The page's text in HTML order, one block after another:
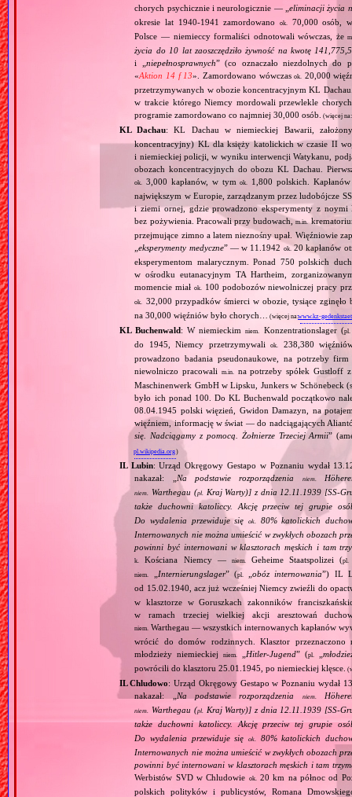
chorych psychicznie i neurologicznie — „eliminacji życia
okresie lat 1940‐1941 zamordowanook.
70,000 osób,
Polsce — niemieccy formaliści odnotowali wówczas, że
życia do 10 lat zaoszczędziło żywność na kwotę
i „ niepełnosprawnych” (co oznaczało niezdolnych do
«Aktion 14 f 13». Zamordowano wówczasok.
20,000
przetrzymywanych w obozie koncentracyjnym KL
w trakcie którego Niemcy mordowali przewlekle
programie zamordowano co najmniej 30,000 osób.
(więcej
KL Dachau: KL Dachau w niemieckiej Bawarii,
koncentracyjny) KL dla księży katolickich w czasie II
i niemieckiej policji, w wyniku interwencji Watykanu,
obozach koncentracyjnych do obozu KL Dachau.
ok. 3,000 kapłanów, w tymok.
1,800 polskich.
największym w Europie, zarządzanym przez ludobójcze
i ziemi ornej, gdzie prowadzono eksperymenty z
bez pożywienia. Pracowali przy budowach,m.in.
przejmujące zimno a latem nieznośny upał. Więźniowie
„eksperymenty medyczne” — w 11.1942 ok.20 kapłanów
eksperymentom malarycznym. Ponad 750 polskich
w ośrodku eutanacyjnym TA Hartheim,
momencie miałok. 100 podobozów niewolniczej pracy
ok.
32,000 przypadków śmierci w obozie, tysiące
na 30,000 więźniów było chorych…
(więcej na:www.kz-
KL Buchenwald: W niemieckimniem. Konzentrationslager (pl.
do 1945, Niemcy przetrzymywaliok.
238,380
prowadzono badania pseudonaukowe, na potrzeby
niewolniczo pracowali
m.in.
na potrzeby spółek Gustloff
Maschinenwerk GmbH w Lipsku, Junkers w Schönebeck
było ich ponad 100. Do KL Buchenwald początkowo
08.04.1945 polski więzień, Gwidon Damazyn, na
więźniem, informację w świat — do nadciągających
się. Nadciągamy z pomocą. Żołnierze Trzeciej Armii”
pl.wikipedia.org)
IL Lubin: Urząd Okręgowy Gestapo w Poznaniu wydał
nakazał: „
Na podstawie rozporządzenia niem.
niem. Warthegau (pl.
Kraj Warty)] z dnia 12.11.1939
także duchowni katoliccy. Akcję przeciw tej grupie
Do wydalenia przewiduje się
ok.
80% katolickich
Internowanych nie można umieścić w zwykłych obozach
powinni być internowani w klasztorach męskich i tam
k. Kościana Niemcy — niem. Geheime Staatspolizei (pl.
niem. Internierungslager” (pl. „obóz internowania”) IL
od 15.02.1940, acz już wcześniej Niemcy zwieźli do
w klasztorze w Goruszkach zakonników
w ramach trzeciej wielkiej akcji aresztowań
niem. Warthegau — wszystkich internowanych kapłanów
wrócić do domów rodzinnych. Klasztor przeznaczono
młodzieży niemieckiejniem. Hitler‐Jugend” (pl.
powrócili do klasztoru 25.01.1945, po niemieckiej klęsce.
IL Chludowo: Urząd Okręgowy Gestapo w Poznaniu wydał
nakazał: „
Na podstawie rozporządzenia niem.
niem. Warthegau (pl.
Kraj Warty)] z dnia 12.11.1939
także duchowni katoliccy. Akcję przeciw tej grupie
Do wydalenia przewiduje się
ok.
80% katolickich
Internowanych nie można umieścić w zwykłych obozach
powinni być internowani w klasztorach męskich i tam
Werbistów SVD w Chludowie ok.
20 km na północ od
polskich polityków i publicystów, Romana